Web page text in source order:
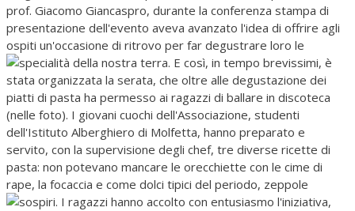
prof. Giacomo Giancaspro, durante la conferenza stampa di
presentazione dell'evento aveva avanzato l'idea di offrire agli
ospiti un'occasione di ritrovo per far degustrare loro le
specialità della nostra terra. E così, in tempo brevissimi, è
stata organizzata la serata, che oltre alle degustazione dei
piatti di pasta ha permesso ai ragazzi di ballare in discoteca
(nelle foto). I giovani cuochi dell'Associazione, studenti
dell'Istituto Alberghiero di Molfetta, hanno preparato e
servito, con la supervisione degli chef, tre diverse ricette di
pasta: non potevano mancare le orecchiette con le cime di
rape, la focaccia e come dolci tipici del periodo, zeppole
sospiri. I ragazzi hanno accolto con entusiasmo l'iniziativa,